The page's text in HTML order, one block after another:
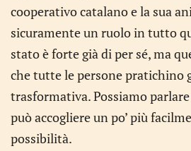
cooperativo catalano e la sua
sicuramente un ruolo in tutto
stato è forte già di per sé, ma
che tutte le persone pratichino
trasformativa. Possiamo
può accogliere un po’ più
possibilità.